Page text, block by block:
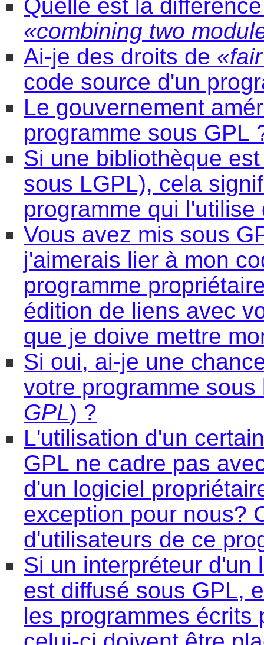
Quelle est la
«combining two
Ai-je des droits de
code source d'un
Le gouvernement
programme sous GPL
Si une bibliothèque
sous LGPL), cela
programme qui
Vous avez mis sous
j'aimerais lier à mon
programme
édition de liens avec
que je doive mettre
Si oui, ai-je une
votre programme
GPL) ?
L'utilisation d'un
GPL ne cadre pas
d'un logiciel
exception pour nous?
d'utilisateurs de ce
Si un interpréteur d'un
est diffusé sous GPL,
les programmes écrits